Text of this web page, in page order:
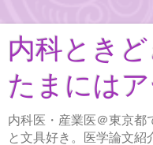
内科ときど
たまにはア
内科医・産業医＠東京都
と文具好き。医学論文